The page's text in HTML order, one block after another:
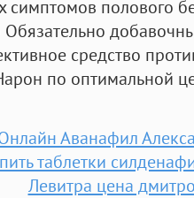
симптомов полового
средство
по оптимальной
Аванафил
таблетки
Левитра цена